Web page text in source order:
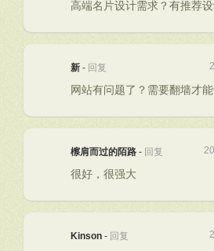
高端名片设计需求？有推荐设
新 - 回复
网站有问题了？需要翻墙才
檫肩而过的陌路 - 回复
很好，很强大
Kinson - 回复